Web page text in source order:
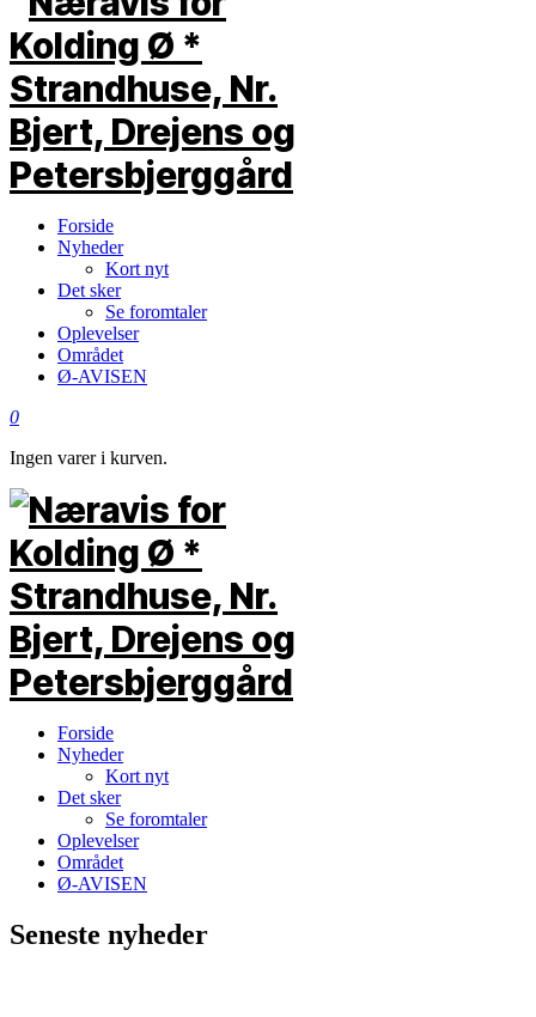
Forside
Nyheder
Kort nyt
Det sker
Se foromtaler
Oplevelser
Området
Ø-AVISEN
0
Ingen varer i kurven.
Forside
Nyheder
Kort nyt
Det sker
Se foromtaler
Oplevelser
Området
Ø-AVISEN
Seneste nyheder